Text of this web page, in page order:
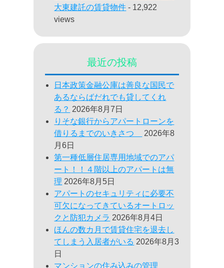
大東建託の賃貸物件 - 12,922
views
最近の投稿
日本政策金融公庫は善良な国民で
あるならばだれでも貸してくれ
る？ 2026年8月7日
りそな銀行からアパートローンを
借りるまでのいきさつ
2026年8
月6日
第一種低層住居専用地域でのアパ
ート！！４階以上のアパートは無
理 2026年8月5日
アパートのセキュリティに必要不
可欠になってきているオートロッ
クと防犯カメラ 2026年8月4日
ほんの数カ月で賃貸住宅を退去し
てしまう入居者がいる 2026年8月3
日
マンションの住み込みの管理